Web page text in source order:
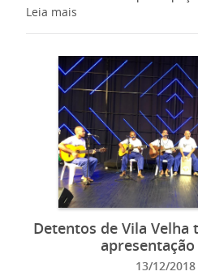
Leia mais
Detentos de Vila Velha
13/12/